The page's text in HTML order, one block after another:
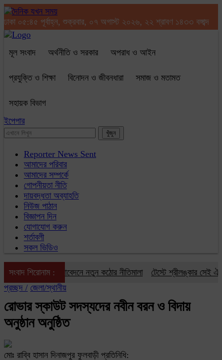
ঢাকা ০৫:৪৫ পূর্বাহ্ন, শুক্রবার, ০৭ অগাস্ট ২০২৬, ২২ শ্রাবণ ১৪৩৩ বঙ্গাব্দ
মূল সংবাদ অর্থনীতি ও সরকার অপরাধ ও আইন
প্রযুক্তি ও শিক্ষা বিনোদন ও জীবনধারা সমাজ ও মতামত
সহায়ক বিভাগ
ইপেপার
Reporter News Sent
আমাদের পরিবার
আমাদের সম্পর্কে
গোপনীয়তা নীতি
দায়বদ্ধতা অব্যাহতি
নিউজ পাঠান
বিজ্ঞাপন দিন
যোগাযোগ করুন
শর্তাবলী
সকল ভিডিও
সংবাদ শিরোনাম :
ও গ্রিন কার্ড আবেদনে নতুন কঠোর নীতিমালা
টেস্টে শ্রীলঙ্কার সেই
প্রচ্ছদ / জেলা/স্থানীয়
রোভার স্কাউট সদস্যদের নবীন বরন ও বিদায়
অনুষ্ঠান অনুষ্ঠিত
মোঃ রাব্বি হাসান দিনাজপুর ফুলবাড়ী প্রতিনিধি: